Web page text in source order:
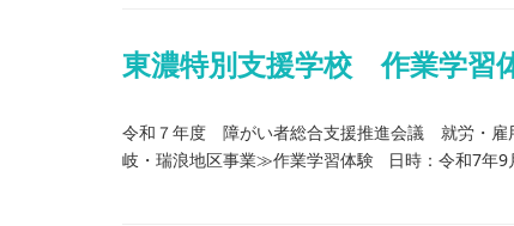
東濃特別支援学校 作業学習
令和７年度 障がい者総合支援推進会議 就労・雇
岐・瑞浪地区事業≫作業学習体験 日時：令和7年